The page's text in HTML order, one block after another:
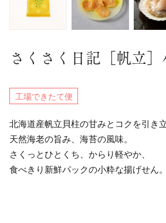
さくさく日記［帆立
工場できたて便
北海道産帆立貝柱の甘みとコクを引き立
天然海老の旨み、海苔の風味。
さくっとひとくち、からり軽やか、
食べきり新鮮パックの小粋な揚げせん。